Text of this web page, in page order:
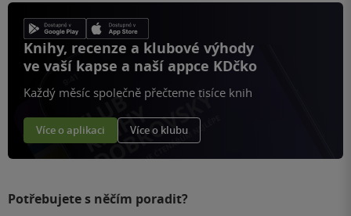
Knihy, recenze a klubové výhody
ve vaší kapse a naší appce KDčko
Každý měsíc společně přečteme tisíce knih
Více o aplikaci Více o klubu
Potřebujete s něčím poradit?